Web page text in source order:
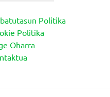
Politika
Politika
Oharra